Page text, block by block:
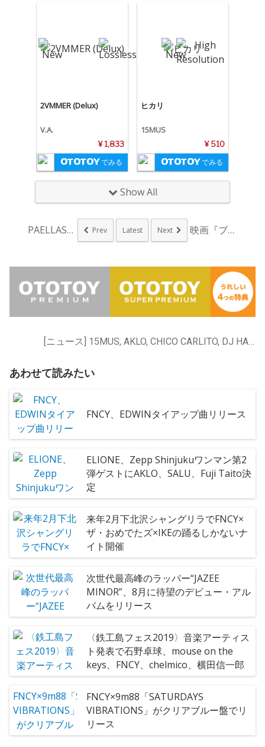
2VMMER (Delux)
V.A.
¥ 1,833
でみる
ヒカリ
15MUS
¥ 510
でみる
Show All
PAELLAS、6月... Prev Latest Next 映画『ブルーノート・...
[ニュース] 15MUS, AKLO, CHICO CARLITO, DJ HASEBE, FNCY, KOJOE, Ryohu, THREE1989, illmore, pinoko, ケンチンミン
あわせて読みたい
FNCY、EDWINタイアップ曲リリース
ELIONE、Zepp Shinjukuワンマン第2
弾ゲストにAKLO、SALU、Fuji Taito決
定
来年2月下北沢シャングリラでFNCY×
ザ・おめでたズ×IKEの踊るしかないナ
イト開催
次世代最高峰のラッパー“JAZEE
MINOR”、8月に待望のデビュー・アル
バムをリリース
〈鉄工島フェス2019〉音楽アーティス
ト発表で石野卓球、mouse on the
keys、FNCY、chelmico、横田信一郎
FNCY×9m88「SATURDAYS
VIBRATIONS」がクリアブルー盤でリ
リース